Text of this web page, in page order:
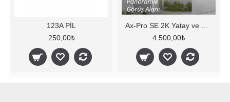
123A PİL
250,00₺
4.500,00₺